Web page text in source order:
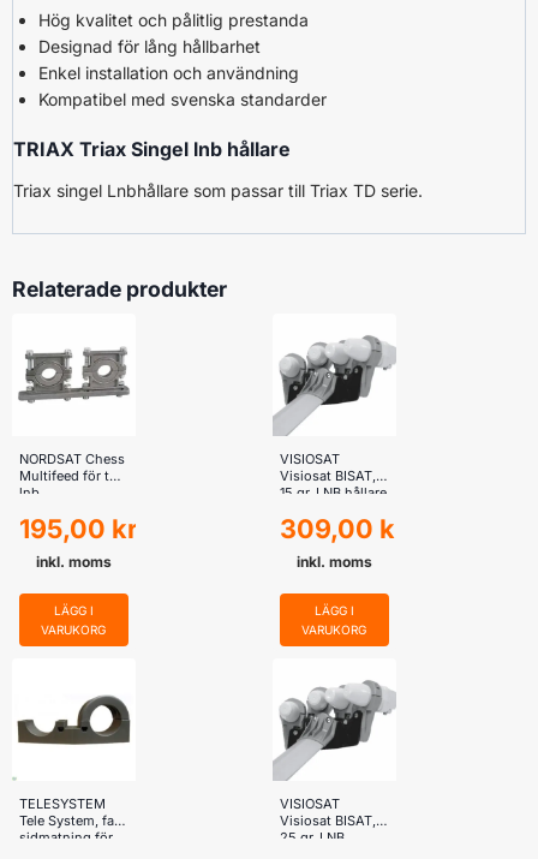
Hög kvalitet och pålitlig prestanda
Designad för lång hållbarhet
Enkel installation och användning
Kompatibel med svenska standarder
TRIAX Triax Singel lnb hållare
Triax singel Lnbhållare som passar till Triax TD serie.
Relaterade produkter
NORDSAT Chess
Multifeed för två
lnb
195,00 kr
inkl. moms
LÄGG I
VARUKORG
VISIOSAT
Visiosat BISAT,
15 gr, LNB hållare
Astra 19E och
Astar 28E)
309,00 kr
inkl. moms
LÄGG I
VARUKORG
TELESYSTEM
Tele System, fast
sidmatning för
VISIOSAT
Visiosat BISAT,
25 gr, LNB